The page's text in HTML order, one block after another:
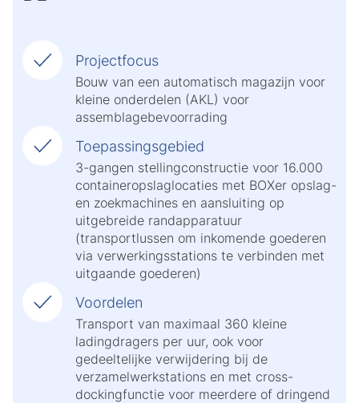
Projectfocus
Bouw van een automatisch magazijn voor
kleine onderdelen (AKL) voor
assemblagebevoorrading
Toepassingsgebied
3-gangen stellingconstructie voor 16.000
containeropslaglocaties met BOXer opslag-
en zoekmachines en aansluiting op
uitgebreide randapparatuur
(transportlussen om inkomende goederen
via verwerkingsstations te verbinden met
uitgaande goederen)
Voordelen
Transport van maximaal 360 kleine
ladingdragers per uur, ook voor
gedeeltelijke verwijdering bij de
verzamelwerkstations en met cross-
dockingfunctie voor meerdere of dringend